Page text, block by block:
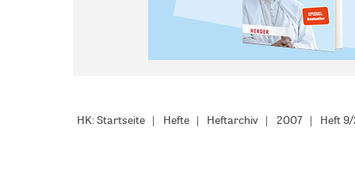
HK: Startseite Hefte Heftarchiv 2007 Heft